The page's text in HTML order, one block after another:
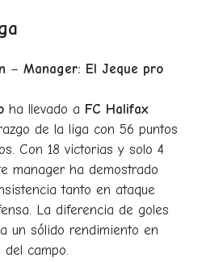
– Manager: El Jeque pro
ha llevado a FC Halifax
de la liga con 56 puntos
Con 18 victorias y solo 4
manager ha demostrado
tanto en ataque
La diferencia de goles
un sólido rendimiento en
del campo.